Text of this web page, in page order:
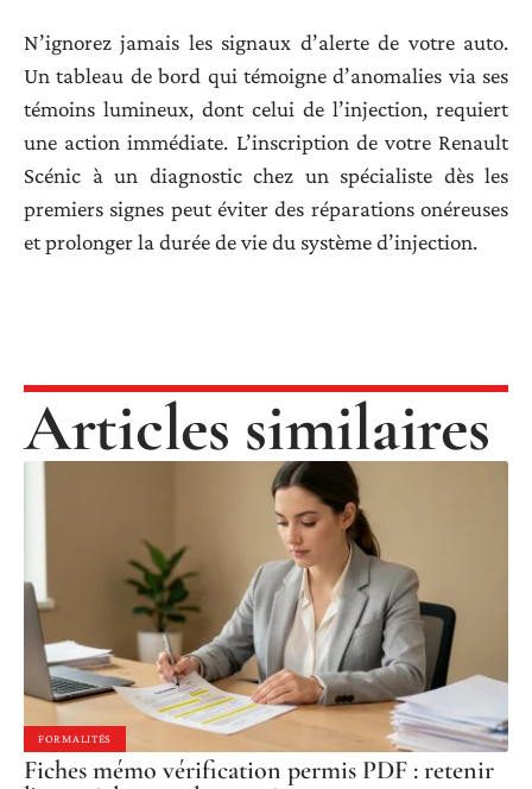
N’ignorez jamais les signaux d’alerte de votre auto.
Un tableau de bord qui témoigne d’anomalies via ses
témoins lumineux, dont celui de l’injection, requiert
une action immédiate. L’inscription de votre Renault
Scénic à un diagnostic chez un spécialiste dès les
premiers signes peut éviter des réparations onéreuses
et prolonger la durée de vie du système d’injection.
Articles similaires
FORMALITÉS
Fiches mémo vérification permis PDF : retenir